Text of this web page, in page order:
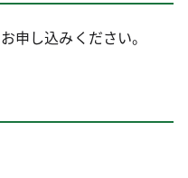
申し込みください。